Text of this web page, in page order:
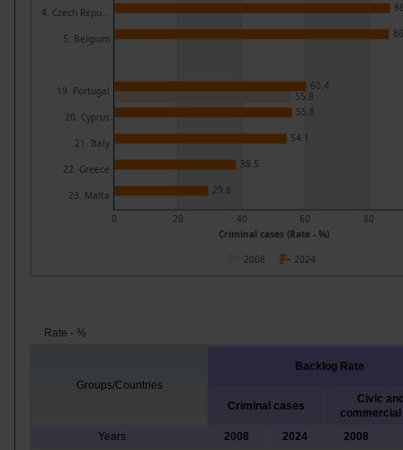
Criminal cases (Rate - %)
0 20 40 60 80
4. Czech Repu...
5. Belgium
19. Portugal
20. Cyprus
21. Italy
22. Greece
23. Malta
60.4
55.8
54.1
38.5
29.8
55.8
2024
2008
Rate - %
Groups/Countries
Backlog Rate
Criminal cases
Civic
Years
2008 2024 2008